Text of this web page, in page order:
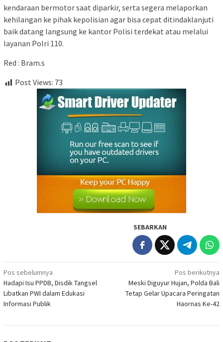
kendaraan bermotor saat diparkir, serta segera melaporkan
kehilangan ke pihak kepolisian agar bisa cepat ditindaklanjuti
baik datang langsung ke kantor Polisi terdekat atau melalui
layanan Polri 110.
Red : Bram.s
Post Views: 73
SEBARKAN
Navigasi
pos
Pos sebelumnya
Hadapi Isu PPDB, Disdik Tangsel
Libatkan PWI dalam Edukasi
Informasi Publik
Pos berikutnya
Meski Diguyur Hujan, Polda Bali
Tetap Gelar Upacara Peringatan
Haornas Ke-42